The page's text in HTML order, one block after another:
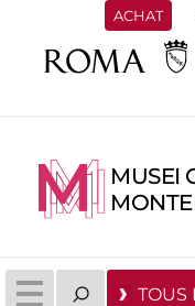
ACHAT
MUSEI
TOUS